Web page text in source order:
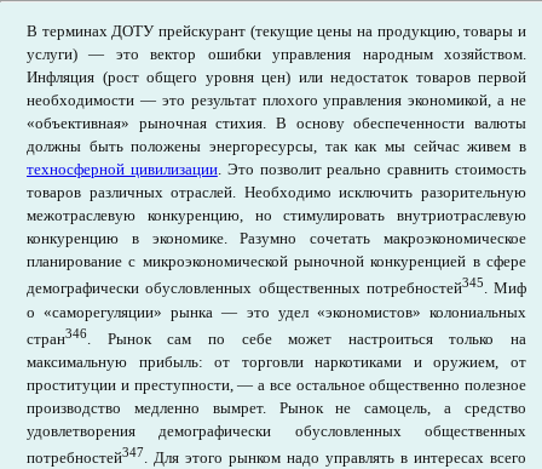
В терминах ДОТУ прейскурант (текущие цены на продукцию, товары и
услуги) — это вектор ошибки управления народным хозяйством.
Инфляция (рост общего уровня цен) или недостаток товаров первой
необходимости — это результат плохого управления экономикой, а не
«объективная» рыночная стихия. В основу обеспеченности валюты
должны быть положены энергоресурсы, так как мы сейчас живем в
техносферной цивилизации. Это позволит реально сравнить стоимость
товаров различных отраслей. Необходимо исключить разорительную
межотраслевую конкуренцию, но стимулировать внутриотраслевую
конкуренцию в экономике. Разумно сочетать макроэкономическое
планирование с микроэкономической рыночной конкуренцией в сфере
демографически обусловленных общественных потребностей345. Миф
о «саморегуляции» рынка — это удел «экономистов» колониальных
стран346
. Рынок сам по себе может настроиться только на
максимальную прибыль: от торговли наркотиками и оружием, от
проституции и преступности, — а все остальное общественно полезное
производство медленно вымрет. Рынок не самоцель, а средство
удовлетворения демографически обусловленных общественных
потребностей347. Для этого рынком надо управлять в интересах всего